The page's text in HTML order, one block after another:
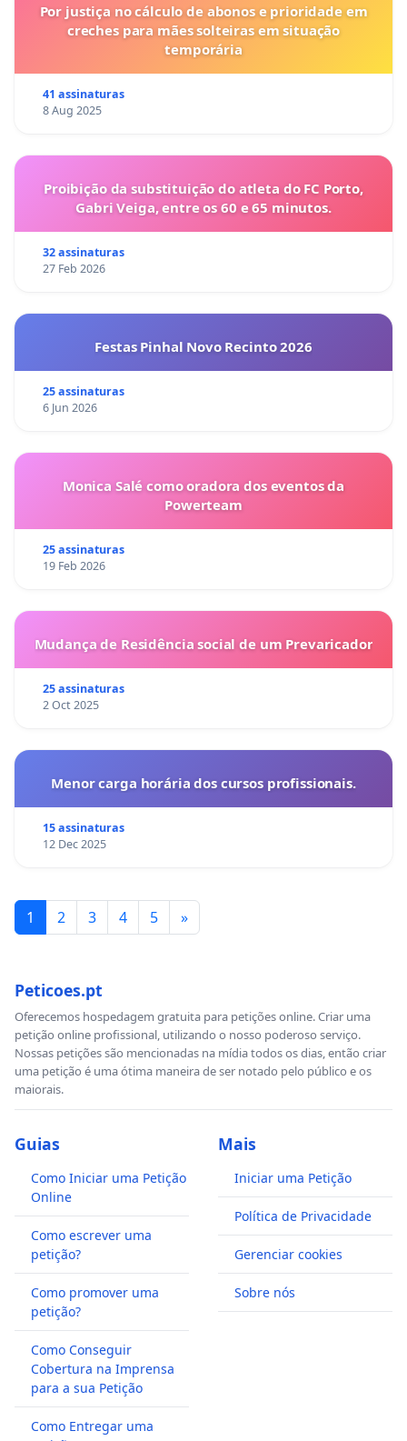
Por justiça no cálculo de abonos e prioridade em
creches para mães solteiras em situação
temporária
41 assinaturas
8 Aug 2025
Proibição da substituição do atleta do FC Porto,
Gabri Veiga, entre os 60 e 65 minutos.
32 assinaturas
27 Feb 2026
Festas Pinhal Novo Recinto 2026
25 assinaturas
6 Jun 2026
Monica Salé como oradora dos eventos da
Powerteam
25 assinaturas
19 Feb 2026
Mudança de Residência social de um Prevaricador
25 assinaturas
2 Oct 2025
Menor carga horária dos cursos profissionais.
15 assinaturas
12 Dec 2025
1 2 3 4 5 »
Peticoes.pt
Oferecemos hospedagem gratuita para petições online. Criar uma
petição online profissional, utilizando o nosso poderoso serviço.
Nossas petições são mencionadas na mídia todos os dias, então criar
uma petição é uma ótima maneira de ser notado pelo público e os
maiorais.
Guias
Como Iniciar uma Petição
Online
Como escrever uma
petição?
Como promover uma
petição?
Como Conseguir
Cobertura na Imprensa
para a sua Petição
Como Entregar uma
Mais
Iniciar uma Petição
Política de Privacidade
Gerenciar cookies
Sobre nós